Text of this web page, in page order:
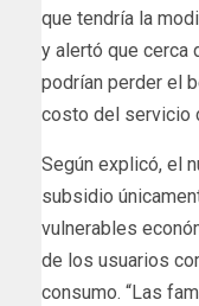
que tendría la
y alertó que cerca
podrían perder el
costo del servicio
Según explicó, el
subsidio
vulnerables
de los usuarios
consumo. “Las